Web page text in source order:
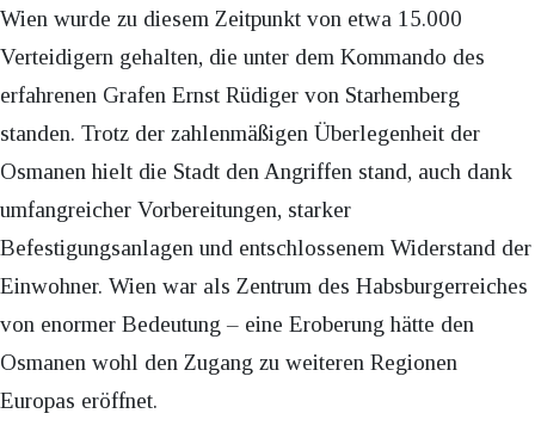
Wien wurde zu diesem Zeitpunkt von etwa 15.000
Verteidigern gehalten, die unter dem Kommando des
erfahrenen Grafen Ernst Rüdiger von Starhemberg
standen. Trotz der zahlenmäßigen Überlegenheit der
Osmanen hielt die Stadt den Angriffen stand, auch dank
umfangreicher Vorbereitungen, starker
Befestigungsanlagen und entschlossenem Widerstand der
Einwohner. Wien war als Zentrum des Habsburgerreiches
von enormer Bedeutung – eine Eroberung hätte den
Osmanen wohl den Zugang zu weiteren Regionen
Europas eröffnet.